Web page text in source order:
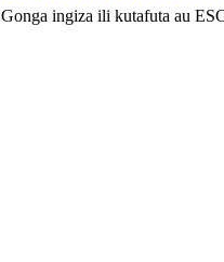
Gonga ingiza ili kutafuta au